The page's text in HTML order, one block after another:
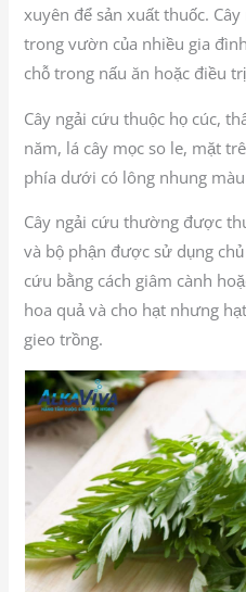
xuyên để sản xuất thuốc.
trong vườn của nhiều gia
chỗ trong nấu ăn hoặc điều
Cây ngải cứu thuộc họ cúc,
năm, lá cây mọc so le, mặt
phía dưới có lông nhung
Cây ngải cứu thường được
và bộ phận được sử dụng
cứu bằng cách giâm cành
hoa quả và cho hạt nhưng
gieo trồng.